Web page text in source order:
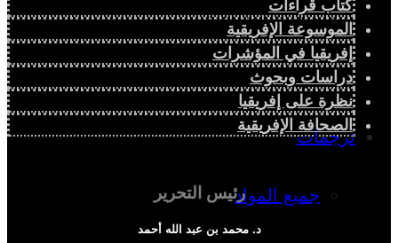
دراسة اجتماعية
دراسة اقتصادية
ترجمات
جميع المواد
كتاب قراءات
الموسوعة الإفريقية
إفريقيا في المؤشرات
دراسات وبحوث
نظرة على إفريقيا
الصحافة الإفريقية
رئيس التحرير
د. محمد بن عبد الله أحمد